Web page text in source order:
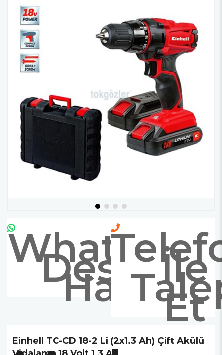
Whatsapp
Destek
Hattıİle
Et
Einhell TC-CD 18-2 Li (2x1.3 Ah) Çift Akülü